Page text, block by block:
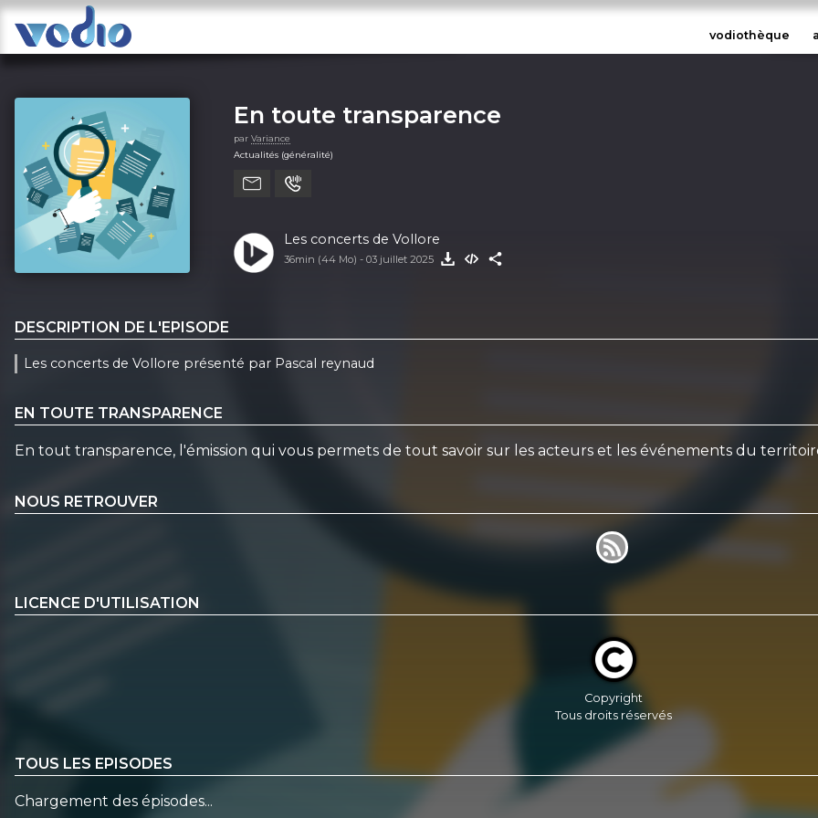
vodiothèque
En toute transparence
par Variance
Actualités (généralité)
Les concerts de Vollore
36min (44 Mo) - 03 juillet 2025
DESCRIPTION DE L'EPISODE
Les concerts de Vollore présenté par Pascal reynaud
EN TOUTE TRANSPARENCE
En tout transparence, l'émission qui vous permets de tout savoir sur les acteurs et les événements du
NOUS RETROUVER
LICENCE D'UTILISATION
Copyright
Tous droits réservés
TOUS LES EPISODES
Chargement des épisodes...